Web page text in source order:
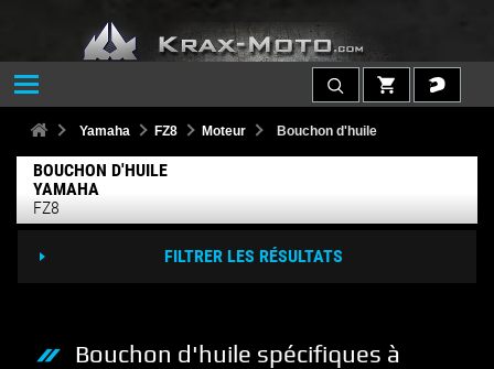
Yamaha FZ8 Moteur Bouchon d'huile
BOUCHON D'HUILE
YAMAHA
FZ8
FILTRER LES RÉSULTATS
Bouchon d'huile spécifiques à